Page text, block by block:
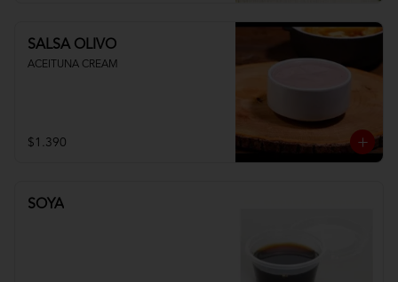
SALSA OLIVO
ACEITUNA CREAM
$1.390
SOYA